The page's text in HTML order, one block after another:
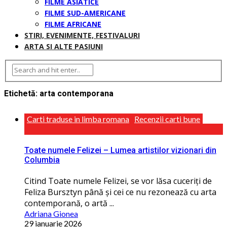
FILME SUD-AMERICANE
FILME AFRICANE
STIRI, EVENIMENTE, FESTIVALURI
ARTA SI ALTE PASIUNI
Etichetă: arta contemporana
Carti traduse in limba romana Recenzii carti bune
Toate numele Felizei – Lumea artistilor vizionari din
Columbia
Citind Toate numele Felizei, se vor lăsa cuceriţi de
Feliza Bursztyn până și cei ce nu rezonează cu arta
contemporană, o artă ...
Adriana Gionea
29 ianuarie 2026